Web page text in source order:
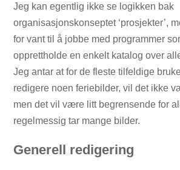
Jeg kan egentlig ikke se logikken bak
organisasjonskonseptet ‘prosjekter’,
for vant til å jobbe med programmer
opprettholde en enkelt katalog over
Jeg antar at for de fleste tilfeldige
redigere noen feriebilder, vil det ikke
men det vil være litt begrensende for
regelmessig tar mange bilder.
Generell redigering